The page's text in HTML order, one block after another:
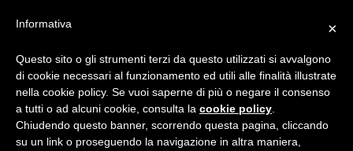
×
Informativa
Questo sito o gli strumenti terzi da questo utilizzati si avvalgono
di cookie necessari al funzionamento ed utili alle finalità illustrate
nella cookie policy. Se vuoi saperne di più o negare il consenso
a tutti o ad alcuni cookie, consulta la cookie policy
Chiudendo questo banner, scorrendo questa pagina, cliccando
su un link o proseguendo la navigazione in altra maniera,